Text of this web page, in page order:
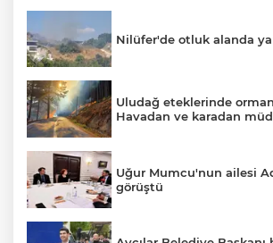
Nilüfer'de otluk alanda
Uludağ eteklerinde orman
Havadan ve karadan
Uğur Mumcu'nun ailesi
görüştü